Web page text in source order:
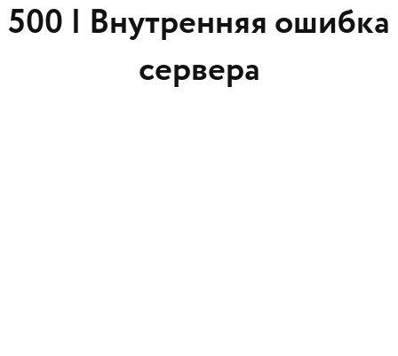
500 | Внутренняя ошибка
сервера